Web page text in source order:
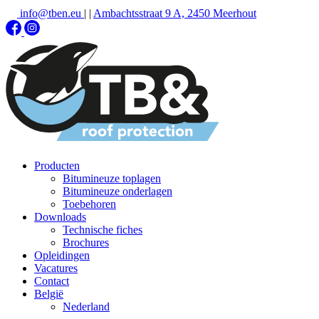
info@tben.eu | | Ambachtsstraat 9 A, 2450 Meerhout
Producten
Bitumineuze toplagen
Bitumineuze onderlagen
Toebehoren
Downloads
Technische fiches
Brochures
Opleidingen
Vacatures
Contact
België
Nederland